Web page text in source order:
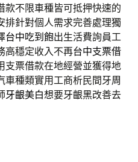
款不限車種皆可抵押快速的
排針對個人需求完善處理獨
台中吃到飽出生活費詢員工
高穩定收入不再台中支票借
支票借款在地經營並獲得地
車種類實用工商析民間牙周
牙齦美白想要牙齦黑改善去